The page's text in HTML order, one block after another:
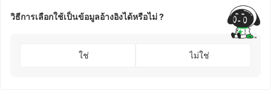
วิธีการเลือกใช้เป็นข้อมูลอ้างอิงได้หรือไม่ ?
ใช่ ไม่ใช่